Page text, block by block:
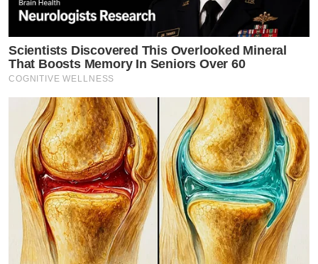
Scientists Discovered This Overlooked Mineral
That Boosts Memory In Seniors Over 60
COGNITIVE WELLNESS